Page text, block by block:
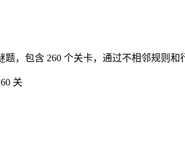
题，包含 260 个关卡，通过不相邻规则和
关